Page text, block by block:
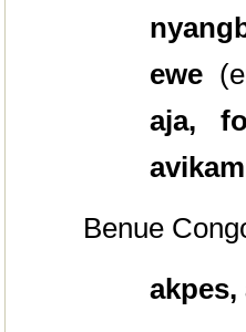
ewe
aja,
Benue
akpes,